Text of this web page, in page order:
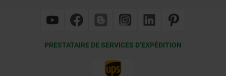
PRESTATAIRE DE SERVICES D’EXPÉDITION